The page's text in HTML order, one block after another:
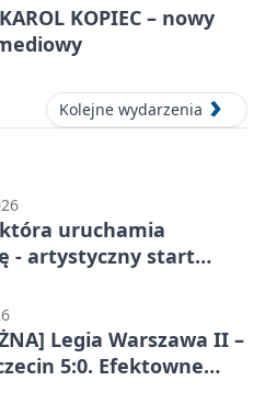
KOPIEC – nowy
Kolejne wydarzenia
uruchamia
- artystyczny start
Legia Warszawa II –
5:0. Efektowne